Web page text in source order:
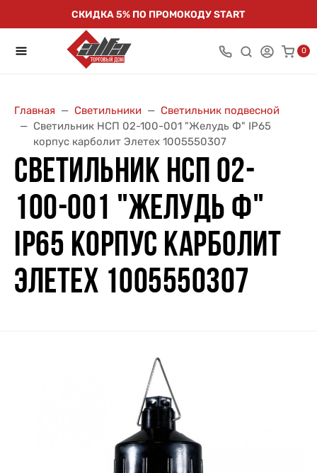
СКИДКА 5% ПО ПРОМОКОДУ START
0
Главная Светильники
Светильник подвесной
Светильник НСП 02-100-001 "Желудь Ф" IP65
корпус карболит Элетех 1005550307
СВЕТИЛЬНИК НСП 02-
100-001 "ЖЕЛУДЬ Ф"
IP65 КОРПУС КАРБОЛИТ
ЭЛЕТЕХ 1005550307